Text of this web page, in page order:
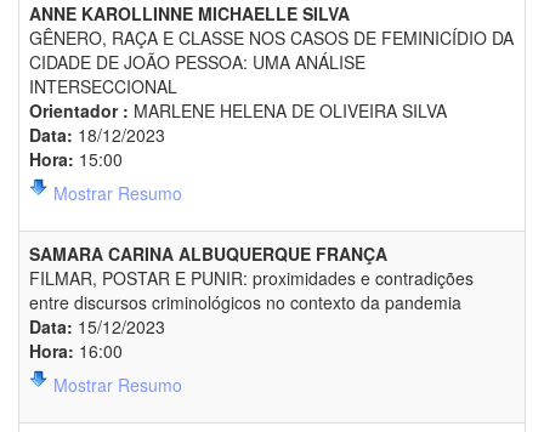
ANNE KAROLLINNE MICHAELLE SILVA
GÊNERO, RAÇA E CLASSE NOS CASOS DE FEMINICÍDIO DA
CIDADE DE JOÃO PESSOA: UMA ANÁLISE
INTERSECCIONAL
Orientador : MARLENE HELENA DE OLIVEIRA SILVA
Data: 18/12/2023
Hora: 15:00
Mostrar Resumo
SAMARA CARINA ALBUQUERQUE FRANÇA
FILMAR, POSTAR E PUNIR: proximidades e contradições
entre discursos criminológicos no contexto da pandemia
Data: 15/12/2023
Hora: 16:00
Mostrar Resumo